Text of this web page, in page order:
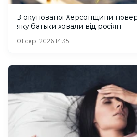
З окупованої Херсонщини
яку батьки ховали від росіян
01 сер. 2026 14:35